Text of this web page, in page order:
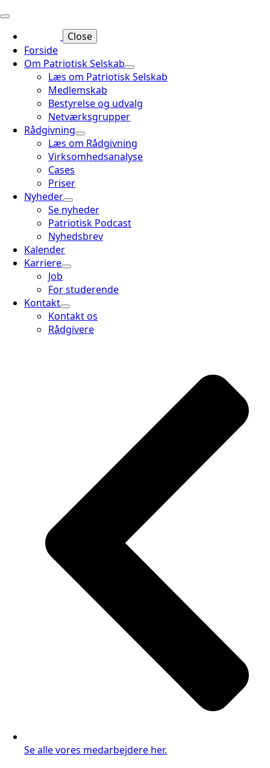
Close
Forside
Om Patriotisk Selskab
Læs om Patriotisk Selskab
Medlemskab
Bestyrelse og udvalg
Netværksgrupper
Rådgivning
Læs om Rådgivning
Virksomhedsanalyse
Cases
Priser
Nyheder
Se nyheder
Patriotisk Podcast
Nyhedsbrev
Kalender
Karriere
Job
For studerende
Kontakt
Kontakt os
Rådgivere
Se alle vores medarbejdere her.